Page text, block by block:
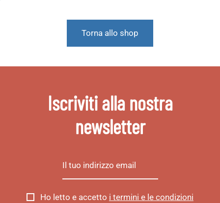
Torna allo shop
Iscriviti alla nostra
newsletter
Ho letto e accetto i termini e le condizioni